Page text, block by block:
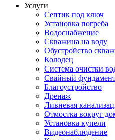
Услуги
Септик под ключ
Установка погреба
Водоснабжение
Скважина на воду
Обустройство
Колодец
Система очистки
Свайный
Благоустройство
Дренаж
Ливневая
Отмостка вокруг
Установка купели
Видеонаблюдение